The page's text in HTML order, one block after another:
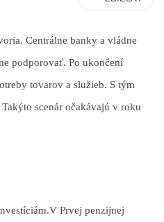
Centrálne banky a vládne
podporovať. Po ukončení
tovarov a služieb. S tým
scenár očakávajú v roku
V Prvej penzijnej